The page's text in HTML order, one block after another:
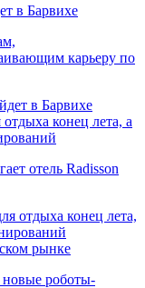
в Барвихе
карьеру по
конец лета, а
отель Radisson
рынке
новые роботы-